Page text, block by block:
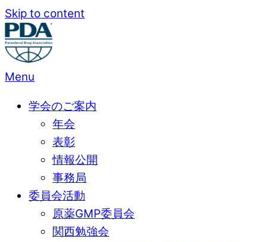
Skip to content
Menu
学会のご案内
年会
表彰
情報公開
事務局
委員会活動
原薬GMP委員会
関西勉強会